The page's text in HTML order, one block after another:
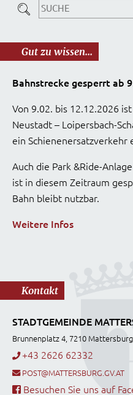
Gut zu wissen...
Bahnstrecke gesperrt ab
Von 9.02. bis 12.12.2026
Neustadt – Loipersbach-
ein Schienenersatzverkehr
Auch die Park &Ride-
ist in diesem Zeitraum
Bahn bleibt nutzbar.
Weitere Infos
Kontakt
STADTGEMEINDE
Brunnenplatz 4, 7210 Mattersburg
+43 2626 62332
POST@MATTERSBURG.GV.AT
Besuchen Sie uns auf